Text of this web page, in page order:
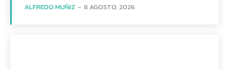
ALFREDO MUÑIZ - 8 AGOSTO, 2026